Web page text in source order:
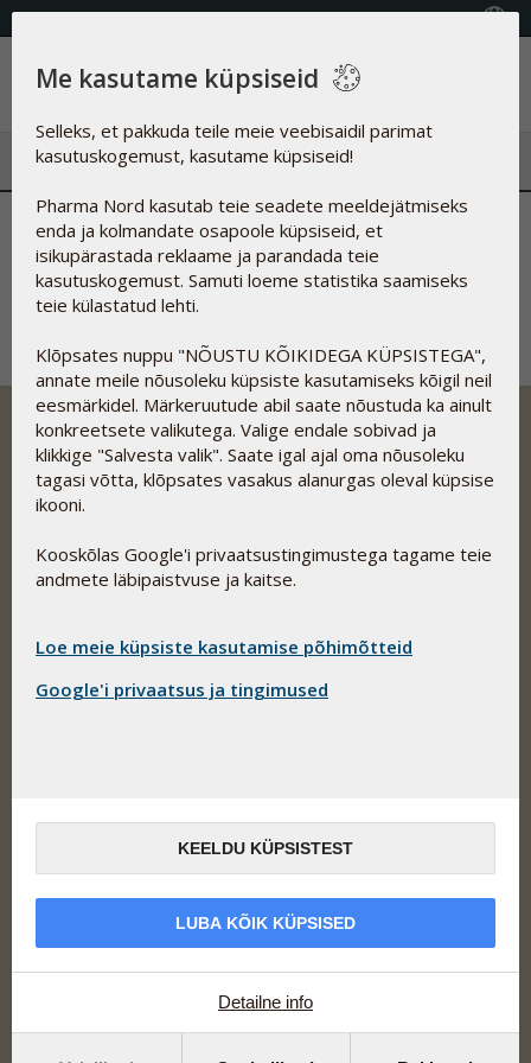
KVALITEETSED TOIDULISANDID
Menüü
Sinu TASUTA toode toimetatakse kohale ühe meie töötaja
poolt või postiga.
Pöördu tagasi Pharma Nordi veebilehele
Pharma Nordi tootearendus põhineb teaduslikel uuringutel,
ehk imendumise ning ohutuse.
Aadress
Allika tee 7-203
Peetri alevik, Rae vald
75312 Eesti
eesti@pharmanord.com
eesti@pharmanord.com
Lingid
Saada teade
Privaatsuspoliitika
Me kasutame küpsiseid
Selleks, et pakkuda teile meie veebisaidil parimat
kasutuskogemust, kasutame küpsiseid!
Pharma Nord kasutab teie seadete meeldejätmiseks
enda ja kolmandate osapoole küpsiseid, et
isikupärastada reklaame ja parandada teie
kasutuskogemust. Samuti loeme statistika saamiseks
teie külastatud lehti.
Klõpsates nuppu "NÕUSTU KÕIKIDEGA KÜPSISTEGA",
annate meile nõusoleku küpsiste kasutamiseks kõigil neil
eesmärkidel. Märkeruutude abil saate nõustuda ka ainult
konkreetsete valikutega. Valige endale sobivad ja
klikkige "Salvesta valik". Saate igal ajal oma nõusoleku
tagasi võtta, klõpsates vasakus alanurgas oleval küpsise
ikooni.
Kooskõlas Google'i privaatsustingimustega tagame teie
andmete läbipaistvuse ja kaitse.
Loe meie küpsiste kasutamise põhimõtteid
Google'i privaatsus ja tingimused
KEELDU KÜPSISTEST
LUBA KÕIK KÜPSISED
Detailne info